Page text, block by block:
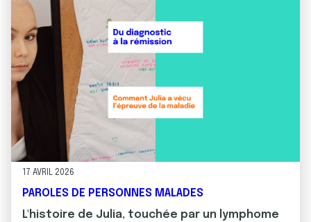
17 AVRIL 2026
PAROLES DE PERSONNES MALADES
L'histoire de Julia, touchée par un lymphome